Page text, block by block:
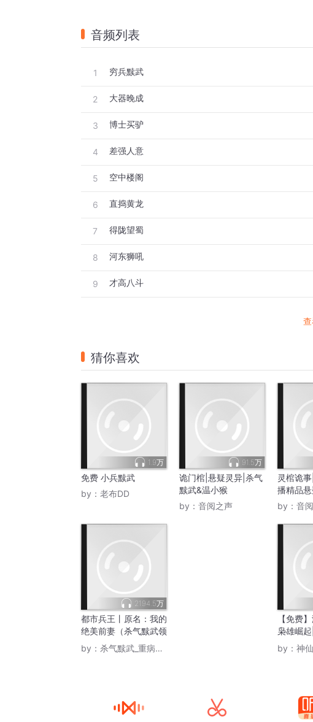
音频列表
1 穷兵黩武
2 大器晚成
3 博士买驴
4 差强人意
5 空中楼阁
6 直捣黄龙
7 得陇望蜀
8 河东狮吼
9 才高八斗
猜你喜欢
1.9万
免费 小兵黩武
by： 老布DD
91.5万
诡门棺|悬疑灵异|杀气
黩武&温小猴
by： 音阅之声
灵棺诡
播精品悬
by： 音
2194.5万
都市兵王丨原名：我的
绝美前妻（杀气黩武领
衔多人）
by： 杀气黩武_重病暂退
【免费
枭雄崛
丨杀气
by： 神